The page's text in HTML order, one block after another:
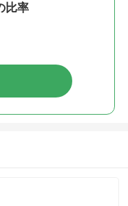
比率